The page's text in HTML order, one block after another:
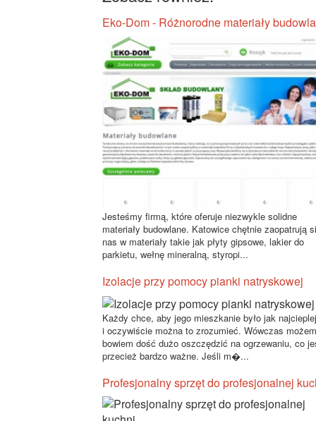
Eko-Dom - Różnorodne materiały
Jesteśmy firmą, które oferuje niezwykle solidne
materiały budowlane. Katowice chętnie zaopatrują
nas w materiały takie jak płyty gipsowe, lakier do
parkietu, wełnę mineralną, styropi...
Izolacje przy pomocy pianki natryskowej
Każdy chce, aby jego mieszkanie było jak
i oczywiście można to zrozumieć. Wówczas
bowiem dość dużo oszczędzić na ogrzewaniu, co
przecież bardzo ważne. Jeśli m�...
Profesjonalny sprzęt do profesjonalnej